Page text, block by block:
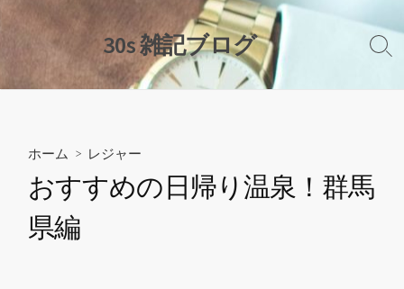
コ
ン
30s 雑記ブログ
検
ホーム > レジャー
おすすめの日帰り温泉！群馬
県編